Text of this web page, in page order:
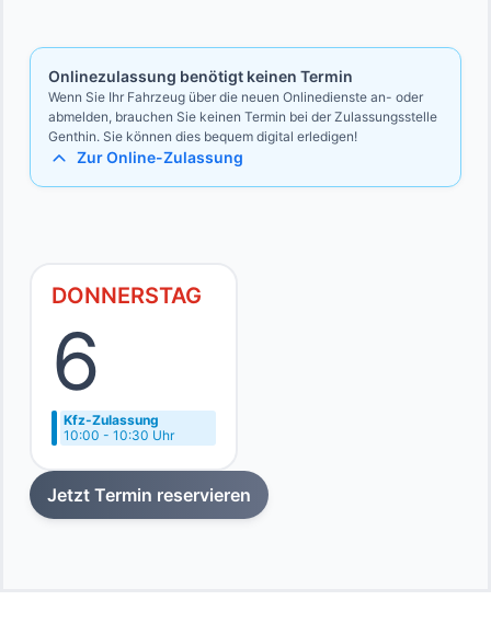
Onlinezulassung benötigt keinen Termin
Wenn Sie Ihr Fahrzeug über die neuen Onlinedienste an- oder
abmelden, brauchen Sie keinen Termin bei der Zulassungsstelle
Genthin. Sie können dies bequem digital erledigen!
Zur Online-Zulassung
DONNERSTAG
6
Kfz-Zulassung
10:00 - 10:30 Uhr
Jetzt Termin reservieren